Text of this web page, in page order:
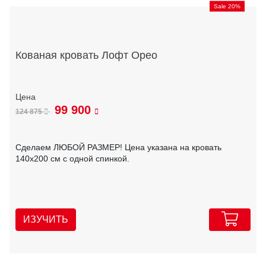
Sale 20%
Кованая кровать Лофт Орео
124 875 99 900
Сделаем ЛЮБОЙ РАЗМЕР! Цена указана на кровать
140х200 см с одной спинкой.
ИЗУЧИТЬ